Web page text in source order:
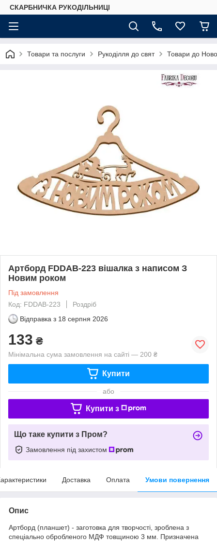
СКАРБНИЧКА РУКОДІЛЬНИЦІ
Товари та послуги Рукоділля до свят Товари до
Артборд FDDAB-223 вішалка з написом З
Новим роком
Під замовлення
Код: FDDAB-223
Роздріб
Відправка з 18 серпня 2026
133 ₴
Мінімальна сума замовлення на сайті — 200 ₴
Купити
або
Купити з
Що таке купити з Пром?
Замовлення під захистом
Доставка Оплата Умови повернення
Опис
Артборд (планшет) - заготовка для творчості, зроблена з
спеціально обробленого МДФ товщиною 3 мм. Призначена